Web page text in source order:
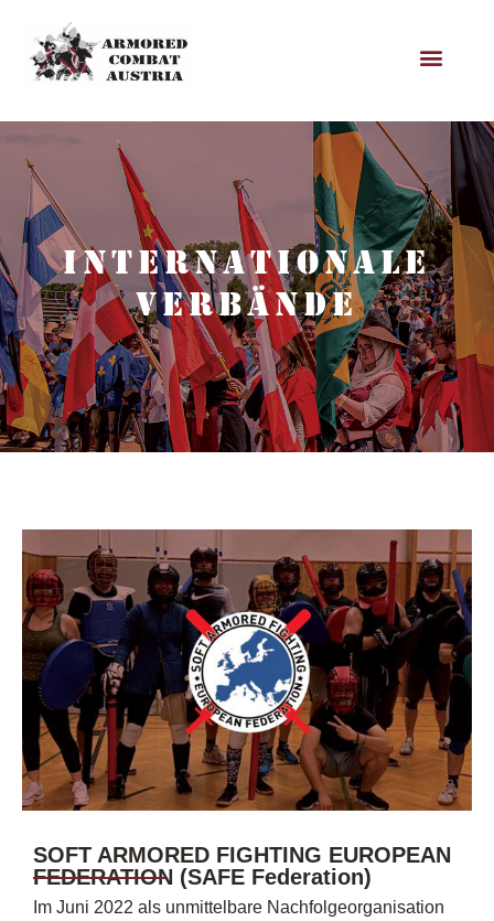
INTERNATIONALE
VERBÄNDE
SOFT ARMORED FIGHTING EUROPEAN
FEDERATION (SAFE Federation)
Im Juni 2022 als unmittelbare Nachfolgeorganisation